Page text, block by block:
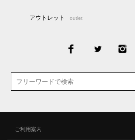
アウトレット outlet
ご利用案内